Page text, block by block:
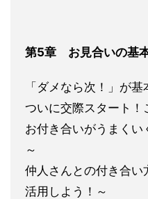
第5章 お見合いの
「ダメなら次！」が基
ついに交際スタート！
お付き合いがうまく
～
仲人さんとの付き合
活用しよう！～